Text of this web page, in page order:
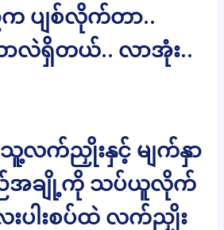
ပျစ်လိုက်တာ..
ာလဲရှိတယ်.. လာအုံး..
လက်ညှိုးနှင့် မျက်နှာ
အချို့ကို သပ်ယူလိုက်
ေးပါးစပ်ထဲ လက်ညှိုး